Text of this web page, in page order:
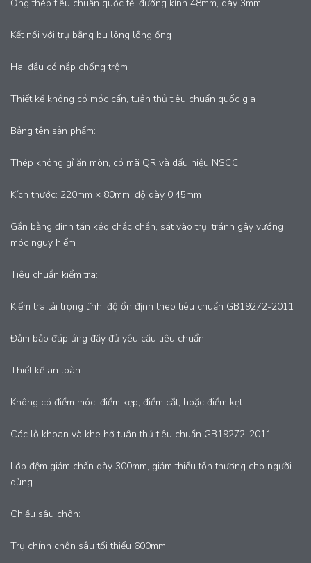
Ống thép tiêu chuẩn quốc tế, đường kính 48mm, dày 3mm
Kết nối với trụ bằng bu lông lồng ống
Hai đầu có nắp chống trộm
Thiết kế không có móc cấn, tuân thủ tiêu chuẩn quốc gia
Bảng tên sản phẩm:
Thép không gỉ ăn mòn, có mã QR và dấu hiệu NSCC
Kích thước: 220mm × 80mm, độ dày 0.45mm
Gắn bằng đinh tán kéo chắc chắn, sát vào trụ, tránh gây vướng
móc nguy hiểm
Tiêu chuẩn kiểm tra:
Kiểm tra tải trọng tĩnh, độ ổn định theo tiêu chuẩn GB19272-2011
Đảm bảo đáp ứng đầy đủ yêu cầu tiêu chuẩn
Thiết kế an toàn:
Không có điểm móc, điểm kẹp, điểm cắt, hoặc điểm kẹt
Các lỗ khoan và khe hở tuân thủ tiêu chuẩn GB19272-2011
Lớp đệm giảm chấn dày 300mm, giảm thiểu tổn thương cho người
dùng
Chiều sâu chôn:
Trụ chính chôn sâu tối thiểu 600mm